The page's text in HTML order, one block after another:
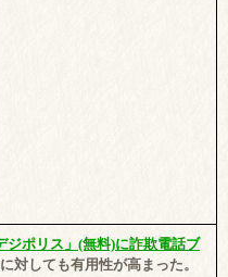
ジポリス」(無料)に詐欺電話ブ
対しても有用性が高まった。